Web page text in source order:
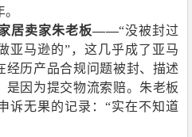
居卖家朱老板——“没被封过
亚马逊的”，这几乎成了亚马
经历产品合规问题被封、描述
是因为提交物流索赔。朱老板
诉无果的记录：“实在不知道